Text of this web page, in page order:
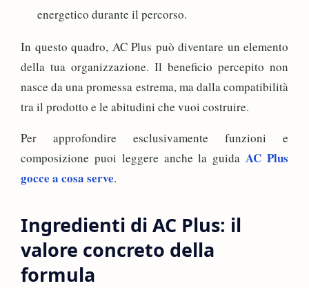
energetico durante il percorso.
In questo quadro, AC Plus può diventare un elemento
della tua organizzazione. Il beneficio percepito non
nasce da una promessa estrema, ma dalla compatibilità
tra il prodotto e le abitudini che vuoi costruire.
Per approfondire esclusivamente funzioni e
composizione puoi leggere anche la guidaAC Plus
gocce a cosa serve.
Ingredienti di AC Plus: il
valore concreto della
formula